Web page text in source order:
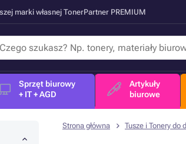
marki własnej TonerPartner PREMIUM
Sprzęt biurowy
+ IT + AGD
Artykuły
biurowe
Strona główna Tusze i Tonery do